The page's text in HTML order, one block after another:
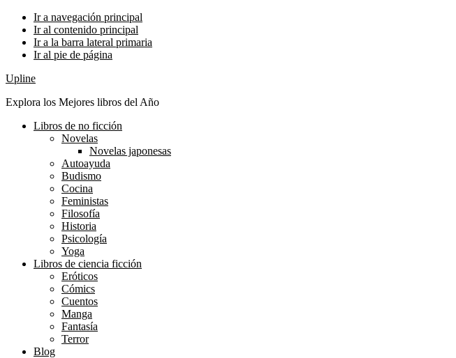
Ir a navegación principal
Ir al contenido principal
Ir a la barra lateral primaria
Ir al pie de página
Upline
Explora los Mejores libros del Año
Libros de no ficción
Novelas
Novelas japonesas
Autoayuda
Budismo
Cocina
Feministas
Filosofía
Historia
Psicología
Yoga
Libros de ciencia ficción
Eróticos
Cómics
Cuentos
Manga
Fantasía
Terror
Blog